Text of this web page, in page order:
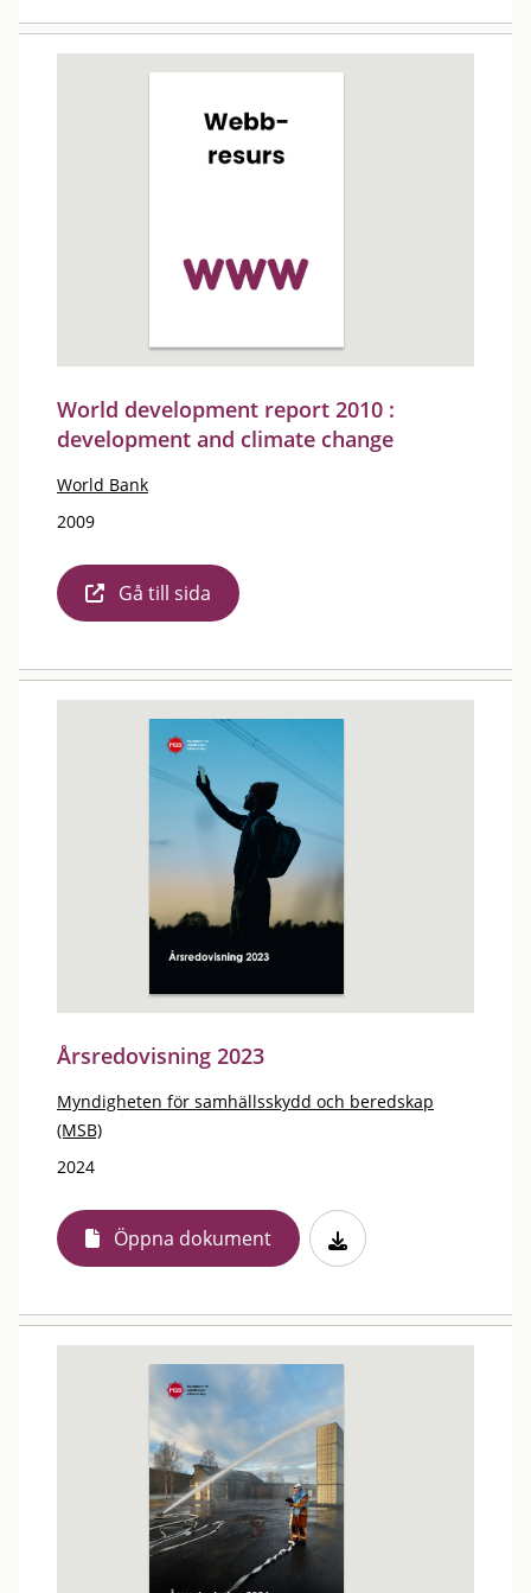
World development report 2010 :
development and climate change
World Bank
2009
Gå till sida
Årsredovisning 2023
Myndigheten för samhällsskydd och beredskap
(MSB)
2024
Öppna dokument